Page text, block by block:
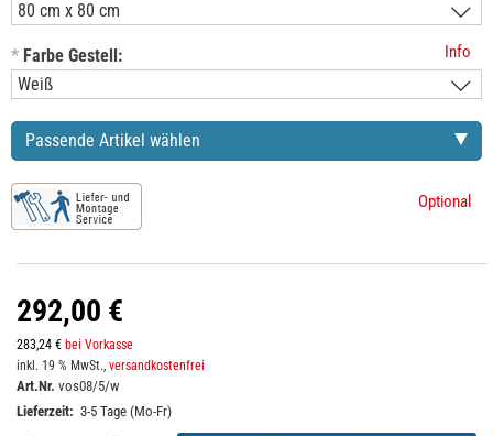
* Farbe Gestell: Info
Passende Artikel wählen
Optional
292,00 €
283,24 € bei Vorkasse
inkl. 19 % MwSt., versandkostenfrei
Art.Nr. vos08/5/w
Lieferzeit: 3-5 Tage (Mo-Fr)